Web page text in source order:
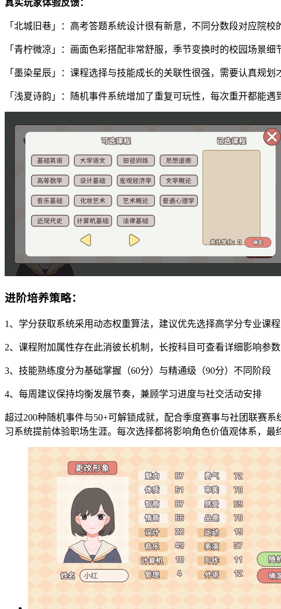
真实玩家体验反馈：
「北城旧巷」：高考答题系统设计很有新意，不同分数段对应院校
「青柠微凉」：画面色彩搭配非常舒服，季节变换时的校园场景细
「墨染星辰」：课程选择与技能成长的关联性很强，需要认真规划
「浅夏诗韵」：随机事件系统增加了重复可玩性，每次重开都能遇
进阶培养策略：
1、学分获取系统采用动态权重算法，建议优先选择高学分专业课程
2、课程附加属性存在此消彼长机制，长按科目可查看详细影响参数
3、技能熟练度分为基础掌握（60分）与精通级（90分）不同阶段
4、每周建议保持均衡发展节奏，兼顾学习进度与社交活动安排
超过200种随机事件与50+可解锁成就，配合季度赛事与社团联赛
习系统提前体验职场生涯。每次选择都将影响角色价值观体系，最